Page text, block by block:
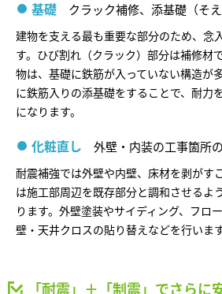
基礎 クラック補修、添基礎（そえ
建物を支える最も重要な部分のため、念
す。ひび割れ（クラック）部分は補修材
物は、基礎に鉄筋が入っていない構造が
に鉄筋入りの添基礎をすることで、耐力
になります。
化粧直し 外壁・内装の工事箇所
耐震補強では外壁や内壁、床材を剥がす
は施工部周辺を既存部分と調和させるよ
ります。外壁塗装やサイディング、フロ
壁・天井クロスの貼り替えなどを行います
「耐震」＋「制震」でさらに